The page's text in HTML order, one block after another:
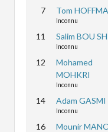
7 Tom
Inconnu
11 Salim BOU
Inconnu
12
Mohamed
MOHKRI
Inconnu
14 Adam GASMI
Inconnu
16 Mounir